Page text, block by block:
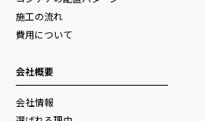
施工の流れ
費用について
会社概要
会社情報